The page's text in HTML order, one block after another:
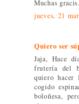
Muchas gracis.
jueves, 21
Quiero ser
Jaja, Hace
frutería del
quiero hacer
cogido
boloñesa,